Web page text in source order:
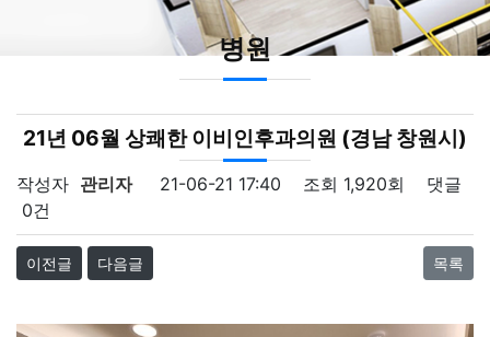
병원
21년 06월 상쾌한 이비인후과의원 (경남 창원시)
작성자 관리자 21-06-21 17:40 조회 1,920회
댓글
0건
이전글 다음글 목록